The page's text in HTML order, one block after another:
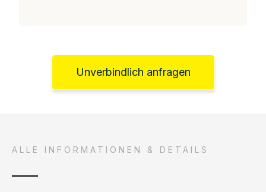
Unverbindlich anfragen
ALLE INFORMATIONEN & DETAILS